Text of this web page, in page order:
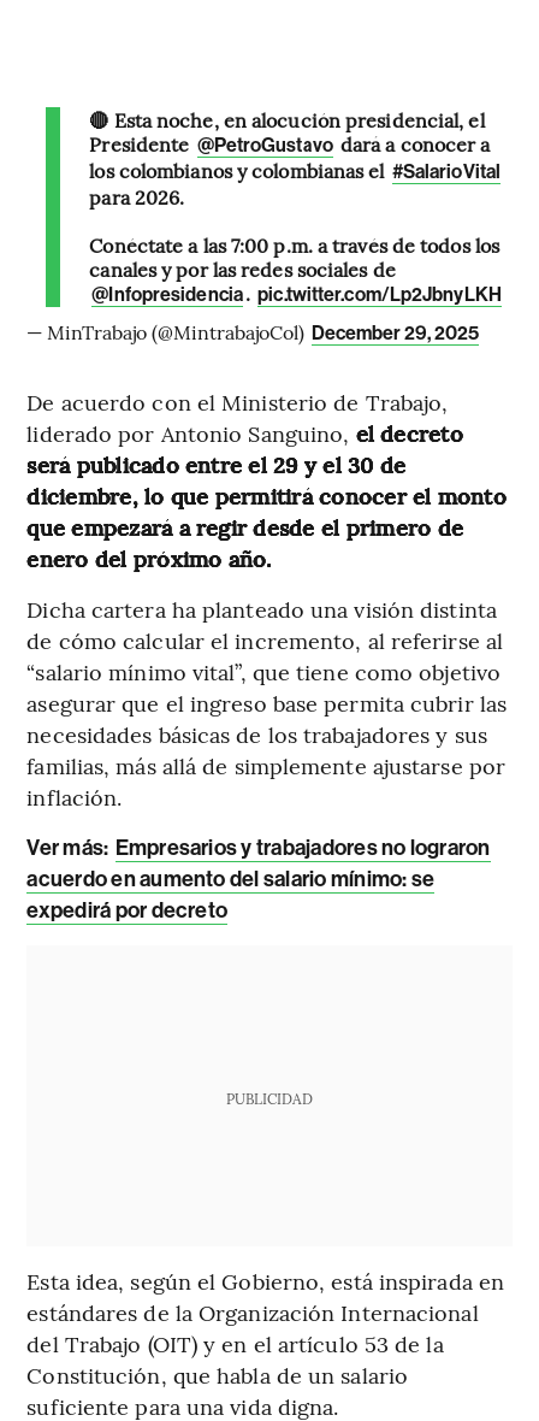
🔴 Esta noche, en alocución presidencial, el
Presidente @PetroGustavo dará a conocer a
los colombianos y colombianas el #SalarioVital
para 2026.
Conéctate a las 7:00 p.m. a través de todos los
canales y por las redes sociales de
@Infopresidencia. pic.twitter.com/Lp2JbnyLKH
— MinTrabajo (@MintrabajoCol) December 29, 2025
De acuerdo con el Ministerio de Trabajo,
liderado por Antonio Sanguino, el decreto
será publicado entre el 29 y el 30 de
diciembre, lo que permitirá conocer el monto
que empezará a regir desde el primero de
enero del próximo año.
Dicha cartera ha planteado una visión distinta
de cómo calcular el incremento, al referirse al
“salario mínimo vital”, que tiene como objetivo
asegurar que el ingreso base permita cubrir las
necesidades básicas de los trabajadores y sus
familias, más allá de simplemente ajustarse por
inflación.
Ver más: Empresarios y trabajadores no lograron
acuerdo en aumento del salario mínimo: se
expedirá por decreto
PUBLICIDAD
Esta idea, según el Gobierno, está inspirada en
estándares de la Organización Internacional
del Trabajo (OIT) y en el artículo 53 de la
Constitución, que habla de un salario
suficiente para una vida digna.